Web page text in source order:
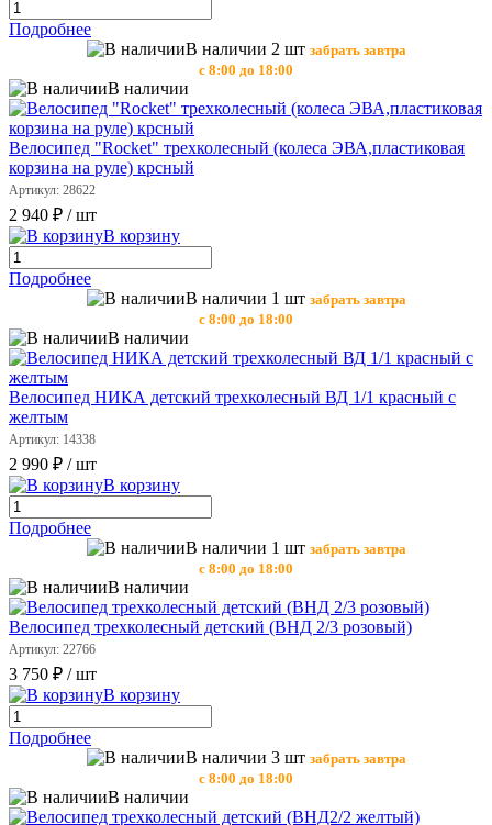
Подробнее
В наличии 2 шт забрать завтра
с 8:00 до 18:00
В наличии
Велосипед "Rocket" трехколесный (колеса ЭВА,пластиковая
корзина на руле) крсный
Артикул: 28622
2 940 ₽ / шт
В корзину
Подробнее
В наличии 1 шт забрать завтра
с 8:00 до 18:00
В наличии
Велосипед НИКА детский трехколесный ВД 1/1 красный с
желтым
Артикул: 14338
2 990 ₽ / шт
В корзину
Подробнее
В наличии 1 шт забрать завтра
с 8:00 до 18:00
В наличии
Велосипед трехколесный детский (ВНД 2/3 розовый)
Артикул: 22766
3 750 ₽ / шт
В корзину
Подробнее
В наличии 3 шт забрать завтра
с 8:00 до 18:00
В наличии